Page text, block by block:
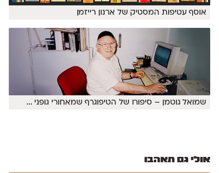
אוסף עטיפות המסטיק של ארנון רייזמן
שמואל גוטמן – סיפורו של הטיפוגרף שמאחורי גופני ...
אולי גם תאהבו